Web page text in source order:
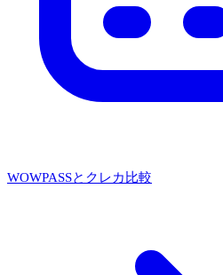
WOWPASSとクレカ比較